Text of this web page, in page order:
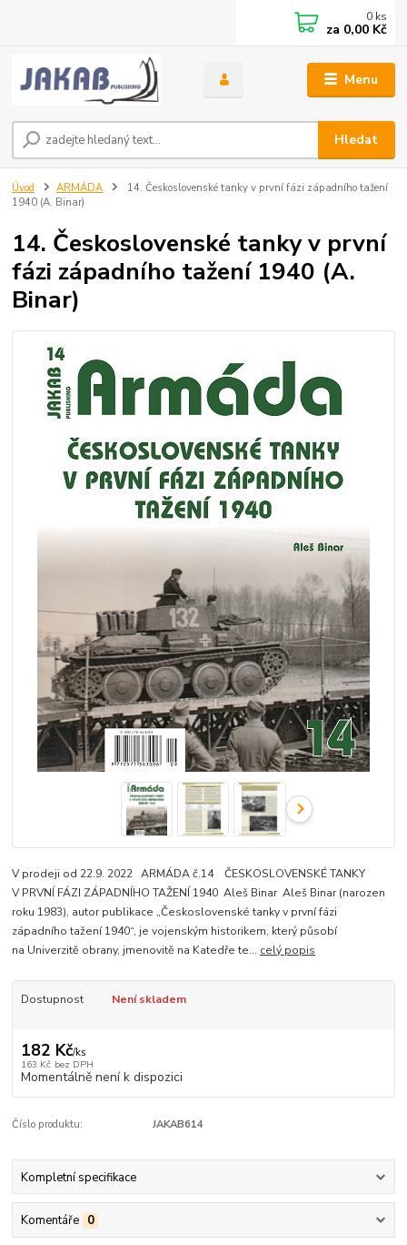
Menu
Hledat
0 ks
za 0,00 Kč
Úvod ARMÁDA
14. Československé tanky v první fázi západního tažení
1940 (A. Binar)
14. Československé tanky v první
fázi západního tažení 1940 (A.
Binar)
V prodeji od 22.9. 2022 ARMÁDA č.14 ČESKOSLOVENSKÉ TANKY
V PRVNÍ FÁZI ZÁPADNÍHO TAŽENÍ 1940 Aleš Binar Aleš Binar (narozen
roku 1983), autor publikace „Československé tanky v první fázi
západního tažení 1940“, je vojenským historikem, který působí
na Univerzitě obrany, jmenovitě na Katedře te... celý popis
Dostupnost Není skladem
182 Kč/ks
163 Kč bez DPH
Momentálně není k dispozici
Číslo produktu: JAKAB614
Kompletní specifikace
Komentáře 0